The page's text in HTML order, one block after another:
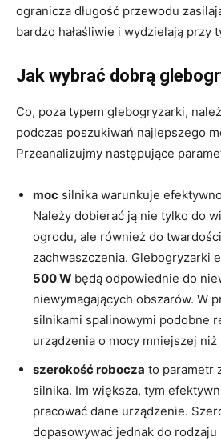
ogranicza długość przewodu
bardzo hałaśliwie i wydzielają przy
Jak wybrać dobrą
Co, poza typem glebogryzarki,
podczas poszukiwań najlepszego
Przeanalizujmy następujące
moc silnika warunkuje
Należy dobierać ją nie tylko do
ogrodu, ale również do
zachwaszczenia. Glebogryzarki
500 W będą odpowiednie do
niewymagających obszarów. W
silnikami spalinowymi podobne
urządzenia o mocy mniejszej niż
szerokość robocza to parametr
silnika. Im większa, tym
pracować dane urządzenie.
dopasowywać jednak do